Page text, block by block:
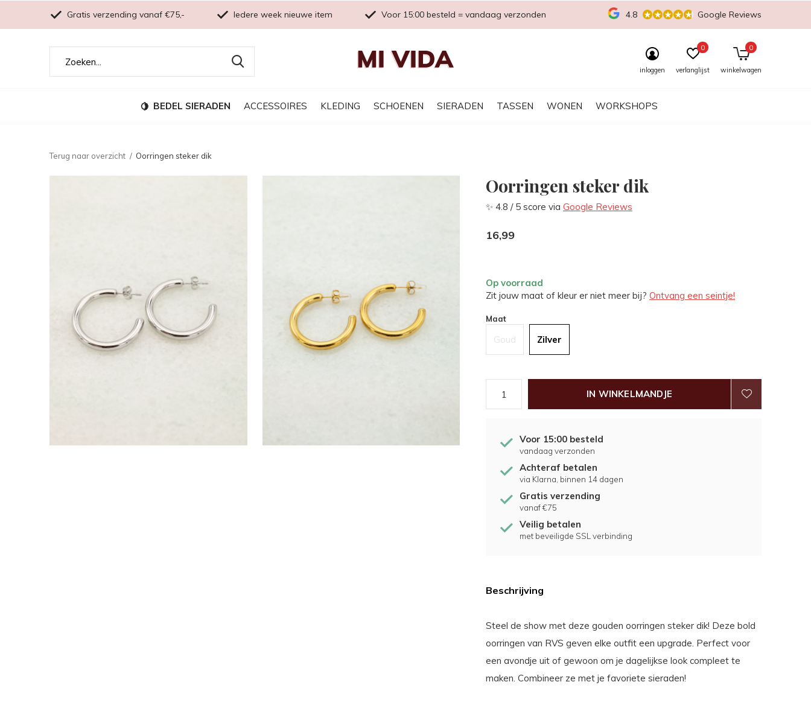
BEDEL SIERADEN ACCESSOIRES KLEDING SCHOENEN SIERADEN TASSEN WONEN WORKSHOPS
inloggen verlanglijst
0
winkelwagen
0
Gratis verzending vanaf €75,- Iedere week nieuwe item Voor 15:00 besteld = vandaag verzonden 4.8 Google Reviews
Terug naar overzicht Oorringen steker dik
Oorringen steker dik
✨ 4.8 / 5 score via Google Reviews
16,99
Op voorraad
Zit jouw maat of kleur er niet meer bij? Ontvang een seintje!
Maat
Goud Zilver
IN WINKELMANDJE
Voor 15:00 besteld
vandaag verzonden
Achteraf betalen
via Klarna, binnen 14 dagen
Gratis verzending
vanaf €75
Veilig betalen
met beveiligde SSL verbinding
Beschrijving
Steel de show met deze gouden oorringen steker dik! Deze bold
oorringen van RVS geven elke outfit een upgrade. Perfect voor
een avondje uit of gewoon om je dagelijkse look compleet te
maken. Combineer ze met je favoriete sieraden!